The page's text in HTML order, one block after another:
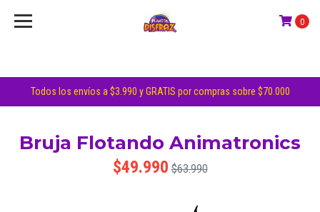
Todos los envíos a $3.990 y GRATIS por compras sobre $70.000
0
Bruja Flotando Animatronics
$49.990 $63.990